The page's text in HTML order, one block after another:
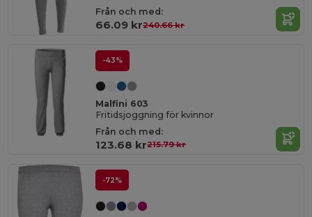
Från och med:
66.09 kr240.66 kr
-43%
Malfini 603
Fritidsjoggning för kvinnor
Från och med:
123.68 kr215.79 kr
-72%